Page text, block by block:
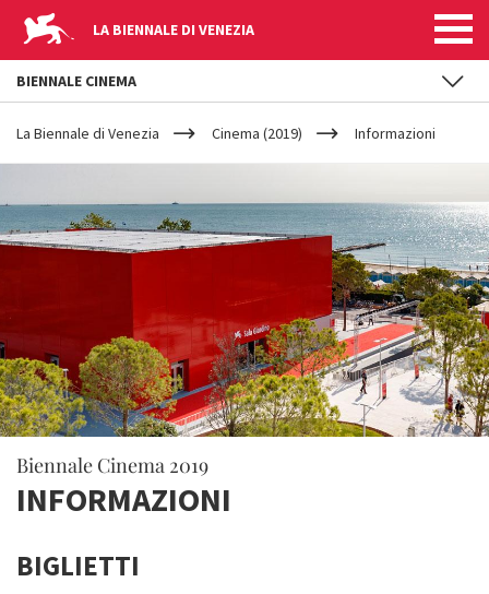
LA BIENNALE DI VENEZIA
YOUR
ARE
HERE
La Biennale di Venezia Cinema (2019) Informazioni
Biennale Cinema 2019
INFORMAZIONI
BIGLIETTI
BIENNALE CINEMA